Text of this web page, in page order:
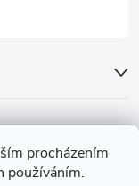
procházením
používáním.